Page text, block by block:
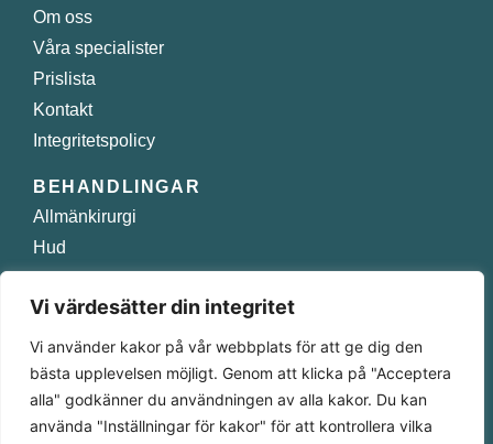
Vi värdesätter din integritet
Vi använder kakor på vår webbplats för att ge dig den
bästa upplevelsen möjligt. Genom att klicka på "Acceptera
alla" godkänner du användningen av alla kakor. Du kan
använda "Inställningar för kakor" för att kontrollera vilka
Om oss
Våra specialister
Prislista
Kontakt
Integritetspolicy
BEHANDLINGAR
Allmänkirurgi
Hud
Plastikkirurgi
Smärtbehandling
Norra Obbolavägen 129 A 904 22 Umeå
090 – 349 58 10